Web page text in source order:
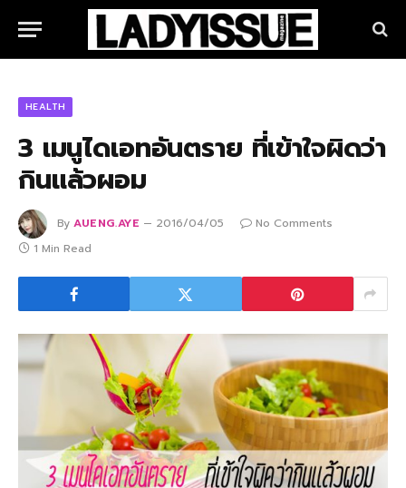
HEALTH
3 เมนูไดเอทอันตราย ที่เข้าใจผิดว่า
กินแล้วผอม
By AUENG.AYE 2016/04/05
No Comments
1 Min Read